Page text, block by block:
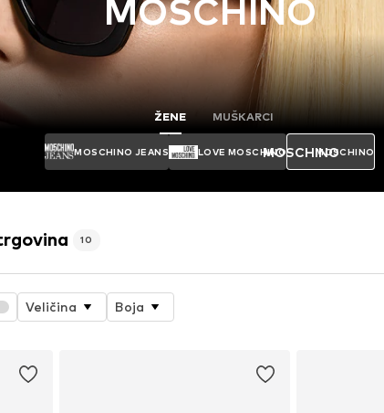
MOSCHINO
ŽENE MUŠKARCI
MOSCHINO JEANS LOVE MOSCHINOMOSCHINOMOSCHINO
10
Veličina Boja